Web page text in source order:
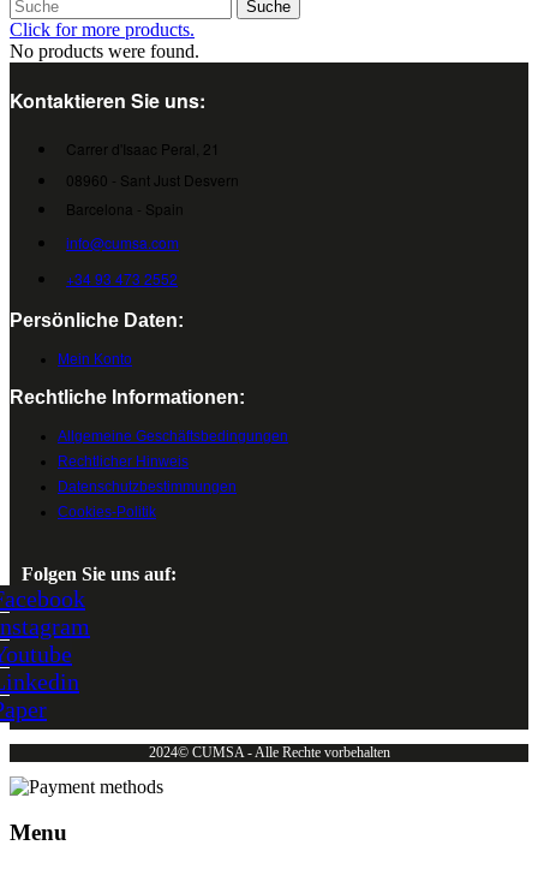
Suche
Click for more products.
No products were found.
Kontaktieren Sie uns:
Carrer d'Isaac Peral, 21
08960 - Sant Just Desvern
Barcelona - Spain
info@cumsa.com
+34 93 473 2552
Persönliche Daten:
Mein Konto
Rechtliche Informationen:
Allgemeine Geschäftsbedingungen
Rechtlicher Hinweis
Datenschutzbestimmungen
Cookies-Politik
Folgen Sie uns auf:
2024© CUMSA - Alle Rechte vorbehalten
Menu